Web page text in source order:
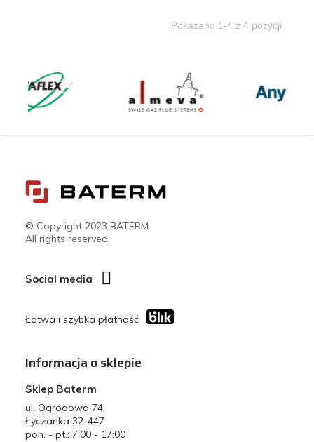
Pokazano 1-4 z 4 pozycji
© Copyright 2023 BATERM.
All rights reserved.
Social media
Łatwa i szybka płatność
Informacja o sklepie
Sklep Baterm
ul. Ogrodowa 74
Łyczanka 32-447
pon. - pt.: 7:00 - 17:00